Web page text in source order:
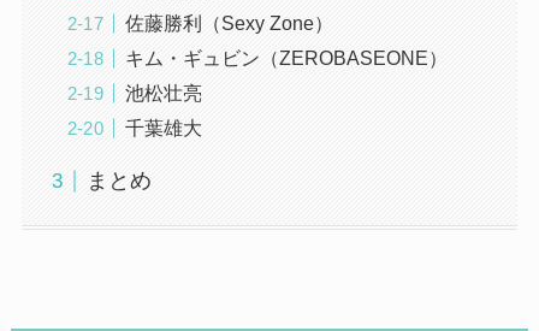
佐藤勝利（Sexy Zone）
キム・ギュビン（ZEROBASEONE）
池松壮亮
千葉雄大
まとめ